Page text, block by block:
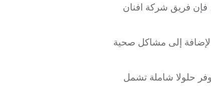
فإن فريق شركة افنان
إلى مشاكل صحية
حلولا شاملة تشمل